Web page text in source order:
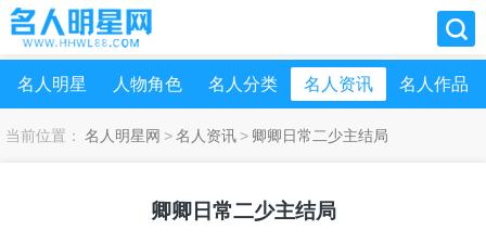
名人明星 人物角色 名人分类 名人资讯 名人作品
当前位置： 名人明星网 >名人资讯 > 卿卿日常二少主结局
卿卿日常二少主结局